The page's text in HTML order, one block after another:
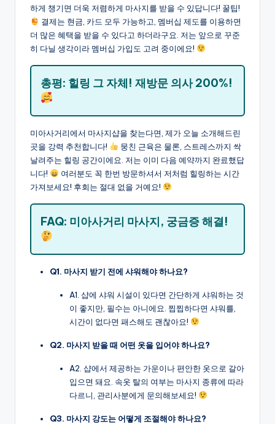
하게 챙기면 더욱 저렴하게 마사지를 받을 수 있답니다! 꿀팁!
결제는 현금, 카드 모두 가능하고, 멤버십 제도를 이용하면
더 많은 혜택을 받을 수 있다고 하더라구요. 저는 앞으로 꾸준
히 다닐 생각이라 멤버십 가입도 고려 중이에요!
총평: 힐링 그 자체! 재방문 의사 200%!
미아사거리에서 마사지샵을 찾는다면, 제가 오늘 소개해드린
곳을 강력 추천합니다!
뭉친 근육은 물론, 스트레스까지 싹
날려주는 힐링 공간이에요. 저는 이미 다음 예약까지 완료했답
니다!
여러분도 꼭 한번 방문하셔서 저처럼 힐링하는 시간
가져보세요! 후회는 절대 없을 거예요!
FAQ: 미아사거리 마사지, 궁금증 해결!
Q1. 마사지 받기 전에 샤워해야 하나요?
A1. 샵에 샤워 시설이 있다면 간단하게 샤워하는 것
이 좋지만, 필수는 아니에요. 찝찝하다면 샤워를,
시간이 없다면 패스해도 괜찮아요!
Q2. 마사지 받을 때 어떤 옷을 입어야 하나요?
A2. 샵에서 제공하는 가운이나 편안한 옷으로 갈아
입으면 돼요. 속옷 탈의 여부는 마사지 종류에 따라
다르니, 관리사분에게 문의해보세요!
Q3. 마사지 강도는 어떻게 조절해야 하나요?